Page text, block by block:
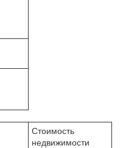
Стоимость
недвижимости